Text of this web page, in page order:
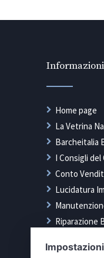
Informazioni
Home page
La Vetrina
Barcheitalia
I Consigli del
Conto
Lucidatura
Riparazione
Tappezzeria